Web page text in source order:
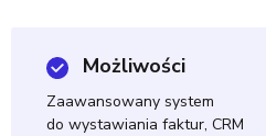
Możliwości
Zaawansowany system
do wystawiania faktur, CRM